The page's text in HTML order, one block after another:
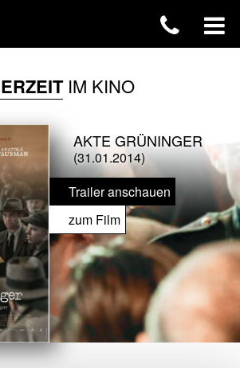
IM KINO
AKTE GRÜNINGER
(31.01.2014)
Trailer anschauen
zum Film